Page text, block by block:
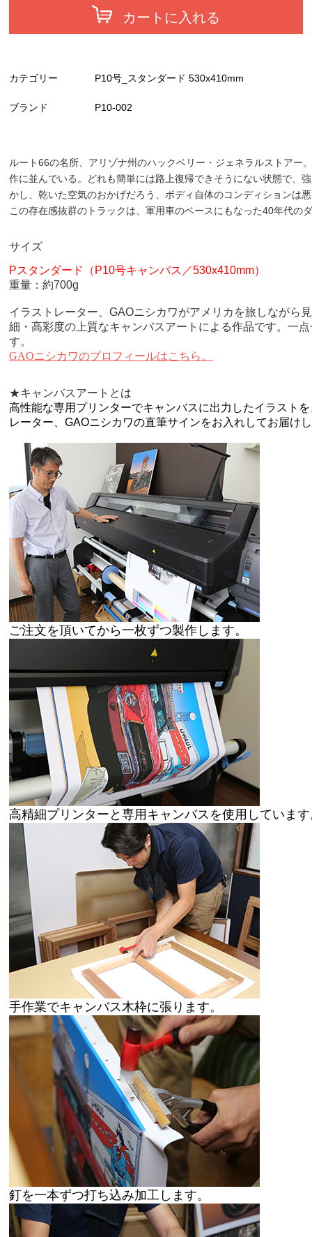
カートに入れる
カテゴリー P10号_スタンダード 530x410mm
ブランド P10-002
ルート66の名所、アリゾナ州のハックベリー・ジェネラルストアー
作に並んでいる。どれも簡単には路上復帰できそうにない状態で、
かし、乾いた空気のおかげだろう、ボディ自体のコンディションは
この存在感抜群のトラックは、軍用車のベースにもなった40年代の
サイズ
Pスタンダード（P10号キャンバス／530x410mm）
重量：約700g
イラストレーター、GAOニシカワがアメリカを旅しながら
細・高彩度の上質なキャンバスアートによる作品です。一
す。
GAOニシカワのプロフィールはこちら。
★キャンバスアートとは
高性能な専用プリンターでキャンバスに出力したイラスト
レーター、GAOニシカワの直筆サインをお入れしてお届け
ご注文を頂いてから一枚ずつ製作します。
高精細プリンターと専用キャンバスを使用していま
手作業でキャンバス木枠に張ります。
釘を一本ずつ打ち込み加工します。